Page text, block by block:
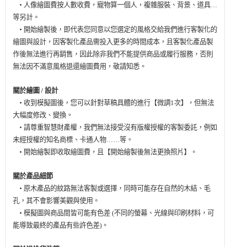
• 人像繪圖費按人數收費，寵物算一個人，複雜服裝、背景、道具…
等另計。
• 開始繪製後，即代表您同意以您選定的風格交給我們進行客製化的
繪圖與設計，因客製化產品需投入更多的時間成本，且客製化產品製
作後無法進行再銷售，因此除非我們不能提供商品或履行服務，否則
無法因不滿意風格退還繪圖費用，敬請知悉。
關於繪圖 / 設計
• 收到模擬圖後，您可以針對草稿具體的進行【微調1次】，但無法
大幅度修改、變換。
• 請尊重智慧財產權，我們無法接受沒有版權授權的客製委託，例如
未經授權的知名商標、卡通人物……等。
• 開始繪製即收取繪圖費，且【開始繪製後無法更換照片】。
關於產品細節
• 原木產品的紋路無法客製或選擇，同時可能存在自然的木結、毛
孔，其不會影響美觀與使用。
• 模擬圖與商品間皆可能有色差 (不同的螢幕、光線與印刷材料，可
能導致最終的產品有些許色差)。